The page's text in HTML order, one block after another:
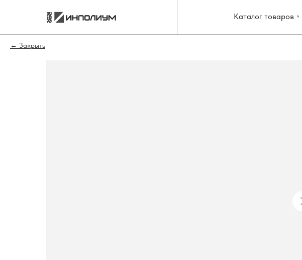
Каталог товаров
Закрыть